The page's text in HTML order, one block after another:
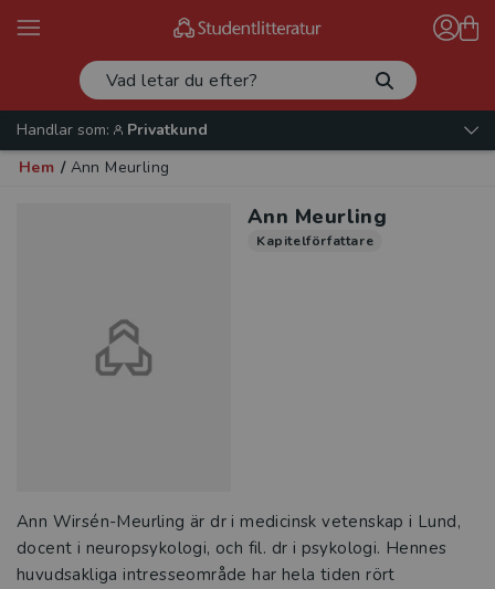
Handlar som:
Privatkund
Hem / Ann Meurling
Ann Meurling
Kapitelförfattare
Ann Wirsén-Meurling är dr i medicinsk vetenskap i Lund,
docent i neuropsykologi, och fil. dr i psykologi. Hennes
huvudsakliga intresseområde har hela tiden rört